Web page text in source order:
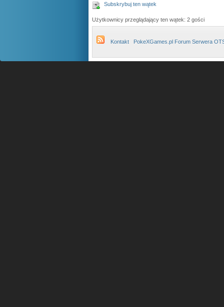
Subskrybuj ten wątek
Użytkownicy przeglądający ten wątek: 2 gości
Kontakt PokeXGames.pl Forum Serwera